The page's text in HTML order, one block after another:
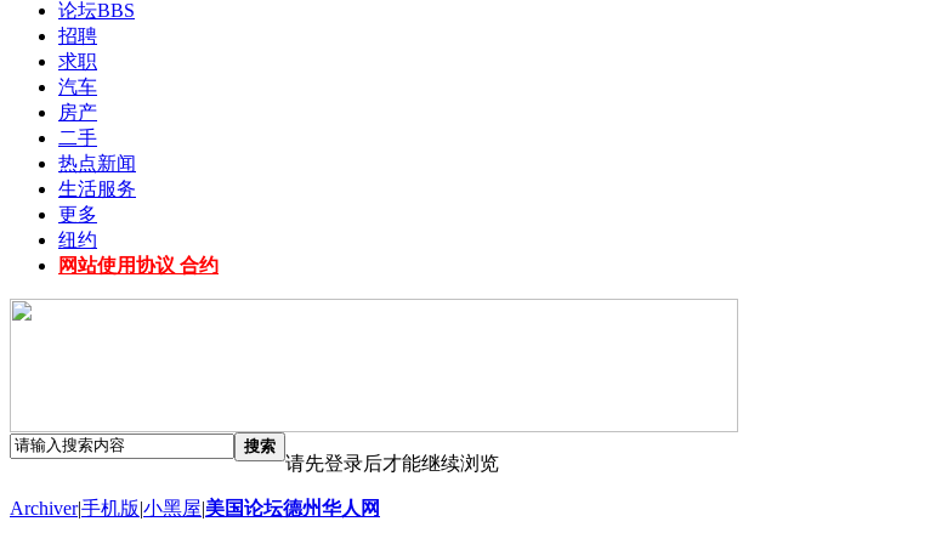
论坛BBS
招聘
求职
汽车
房产
二手
热点新闻
生活服务
更多
纽约
网站使用协议 合约
搜索
请先登录后才能继续浏览
Archiver|手机版|小黑屋|美国论坛德州华人网